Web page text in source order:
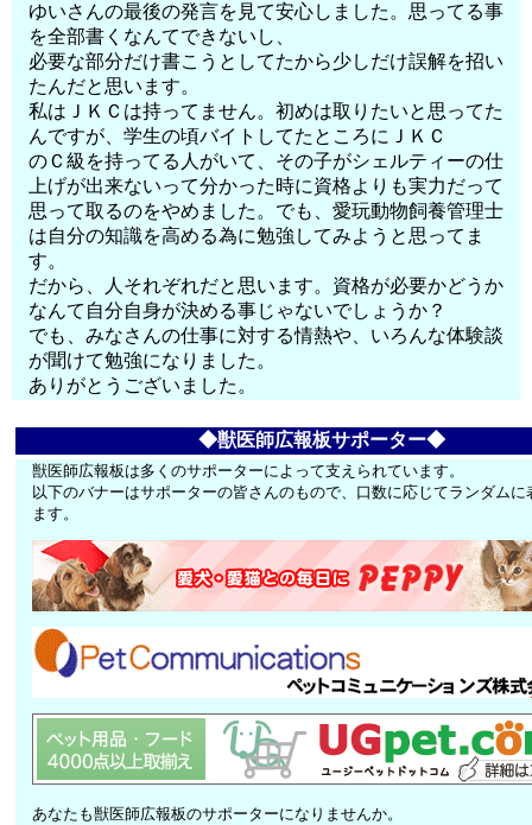
ゆいさんの最後の発言を見て安心しました。思ってる事
を全部書くなんてできないし、
必要な部分だけ書こうとしてたから少しだけ誤解を招い
たんだと思います。
私はＪＫＣは持ってません。初めは取りたいと思ってた
んですが、学生の頃バイトしてたところにＪＫＣ
のＣ級を持ってる人がいて、その子がシェルティーの仕
上げが出来ないって分かった時に資格よりも実力だって
思って取るのをやめました。でも、愛玩動物飼養管理士
は自分の知識を高める為に勉強してみようと思ってま
す。
だから、人それぞれだと思います。資格が必要かどうか
なんて自分自身が決める事じゃないでしょうか？
でも、みなさんの仕事に対する情熱や、いろんな体験談
が聞けて勉強になりました。
ありがとうございました。
◆獣医師広報板サポーター◆
獣医師広報板は多くのサポーターによって支えられています。
以下のバナーはサポーターの皆さんのもので、口数に応じてランダムに
ます。
あなたも獣医師広報板のサポーターになりませんか。